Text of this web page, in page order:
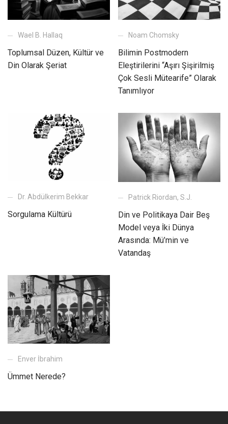
Wael B. Hallaq
Toplumsal Düzen, Kültür ve
Din Olarak Şeriat
Noam Chomsky
Bilimin Postmodern
Eleştirilerini “Aşırı Şişirilmiş
Çok Sesli Mütearife” Olarak
Tanımlıyor
Dr. Abdülkerim Bekkar
Sorgulama Kültürü
Patrick Riordan, S.J.
Din ve Politikaya Dair Beş
Model veya İki Dünya
Arasında: Mü’min ve
Vatandaş
Enver İbrahim
Ümmet Nerede?